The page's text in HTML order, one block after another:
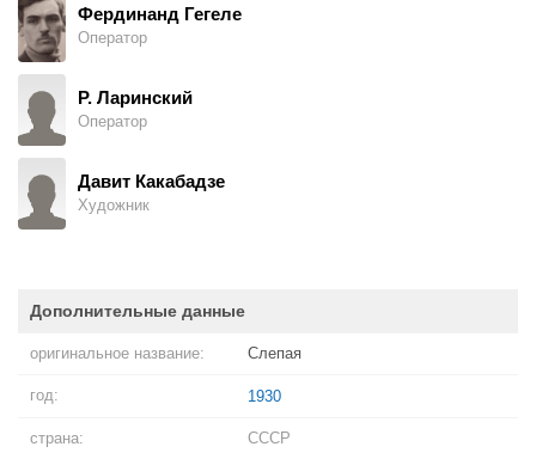
Фердинанд Гегеле
Оператор
Р. Ларинский
Оператор
Давит Какабадзе
Художник
Дополнительные данные
оригинальное название: Слепая
год: 1930
страна: СССР